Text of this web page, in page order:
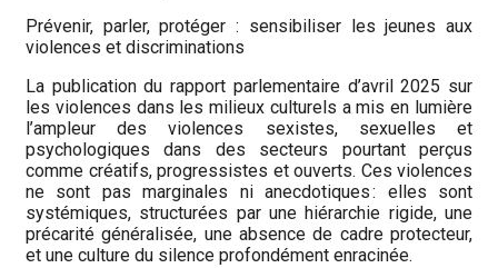
Prévenir, parler, protéger : sensibiliser les jeunes aux
violences et discriminations
La publication du rapport parlementaire d’avril 2025 sur
les violences dans les milieux culturels a mis en lumière
l’ampleur des violences sexistes, sexuelles et
psychologiques dans des secteurs pourtant perçus
comme créatifs, progressistes et ouverts. Ces violences
ne sont pas marginales ni anecdotiques : elles sont
systémiques, structurées par une hiérarchie rigide, une
précarité généralisée, une absence de cadre protecteur,
et une culture du silence profondément enracinée.